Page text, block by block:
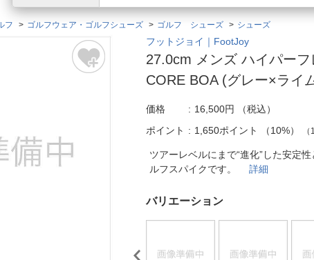
ログイン ランキングからさが
カテゴリ一覧からさ
お客様サポート
ご利用ガイド
フ ゴルフウェア・ゴルフシューズ ゴルフ シューズ シューズ
フットジョイ｜FootJoy
27.0cm メンズ ハイパー
CORE BOA (グレー×ライ
価格 16,500円
（税込）
ポイント
1,650ポイント （10%）
ツアーレベルにまで“進化”した安定
ルフスパイクです。詳細
バリエーション